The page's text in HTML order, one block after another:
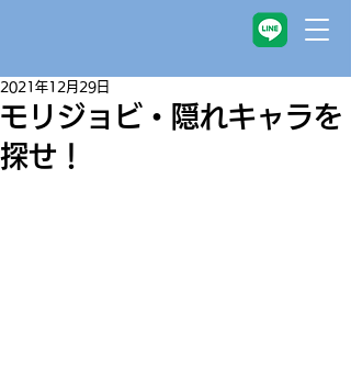
モリジョビ・隠れキャラを
探せ！
2021年12月29日